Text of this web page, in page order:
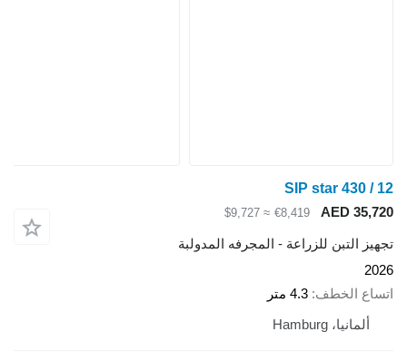
SIP star 430 / 12
AED 35,720
€8,419
≈ $9,727
تجهيز التبن للزراعة - المجرفه المدولبة
2026
اتساع الخطف 4.3 متر
ألمانيا، Hamburg